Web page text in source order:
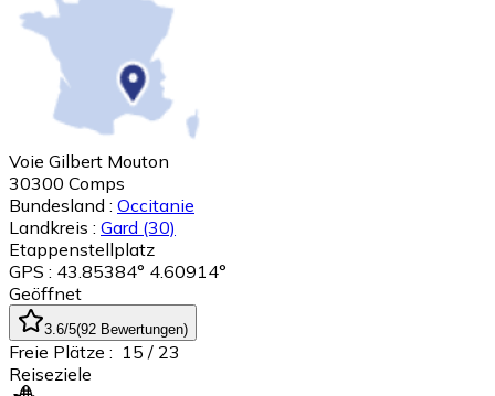
Voie Gilbert Mouton
30300 Comps
Bundesland : Occitanie
Landkreis : Gard (30)
Etappenstellplatz
GPS : 43.85384° 4.60914°
Geöffnet
3.6/5(92 Bewertungen)
Freie Plätze : 15 / 23
Reiseziele